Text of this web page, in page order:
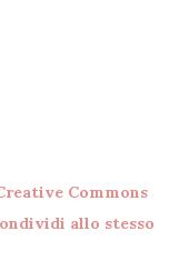
Commons
allo stesso